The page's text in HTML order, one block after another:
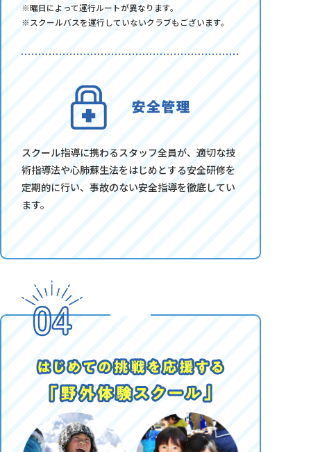
※曜日によって運行ルートが異なります。
※スクールバスを運行していないクラブもございます。
スクール指導に携わるスタッフ全員が、適切な技
術指導法や心肺蘇生法をはじめとする安全研修を
定期的に行い、事故のない安全指導を徹底してい
ます。